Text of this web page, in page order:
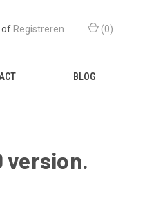
of Registreren (0)
BLOG
version.